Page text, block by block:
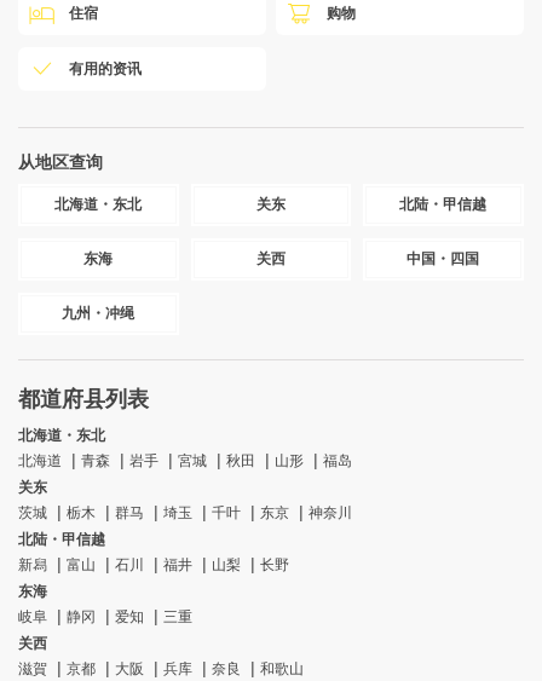
住宿 购物
有用的资讯
从地区查询
北海道・东北 关东 北陆・甲信越
东海 关西 中国・四国
九州・冲绳
都道府县列表
北海道・东北
北海道
青森 岩手 宮城 秋田 山形
福岛
关东
茨城
栃木 群马 埼玉 千叶 东京
神奈川
北陆・甲信越
新舄
富山 石川 福井 山梨
长野
东海
岐阜
静冈 爱知
三重
关西
滋賀
京都 大阪 兵库 奈良
和歌山